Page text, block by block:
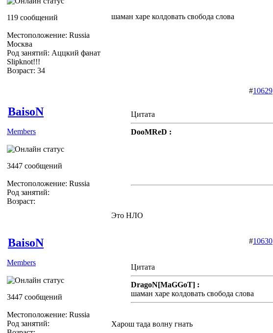
119 сообщений
Местоположение: Russia
Москва
Род занятий: Аццкий фанат
Slipknot!!!
Возраст: 34
шаман харе колдовать свобода слова
BaisoN
Members
3447 сообщений
Местоположение: Russia
Род занятий:
Возраст:
#10629
Цитата
DooMReD :
Это НЛО
BaisoN
Members
3447 сообщений
Местоположение: Russia
Род занятий:
#10630
Цитата
DragoN[MaGGoT] :
шаман харе колдовать свобода слова
Харош тада волну гнать